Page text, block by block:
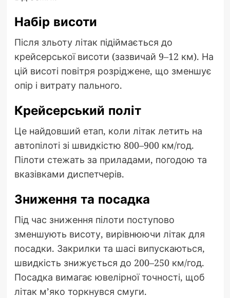
Набір висоти
Після зльоту літак підіймається до
крейсерської висоти (зазвичай 9–12 км). На
цій висоті повітря розріджене, що зменшує
опір і витрату пального.
Крейсерський політ
Це найдовший етап, коли літак летить на
автопілоті зі швидкістю 800–900 км/год.
Пілоти стежать за приладами, погодою та
вказівками диспетчерів.
Зниження та посадка
Під час зниження пілоти поступово
зменшують висоту, вирівнюючи літак для
посадки. Закрилки та шасі випускаються,
швидкість знижується до 200–250 км/год.
Посадка вимагає ювелірної точності, щоб
літак м’яко торкнувся смуги.